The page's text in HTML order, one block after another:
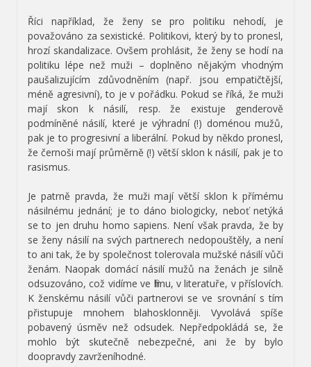
Říci například, že ženy se pro politiku nehodí, je
považováno za sexistické. Politikovi, který by to pronesl,
hrozí skandalizace. Ovšem prohlásit, že ženy se hodí na
politiku lépe než muži – doplněno nějakým vhodným
paušalizujícím zdůvodněním (např. jsou empatičtější,
méně agresivní), to je v pořádku. Pokud se říká, že muži
mají skon k násilí, resp. že existuje genderově
podmíněné násilí, které je výhradní (!) doménou mužů,
pak je to progresivní a liberální. Pokud by někdo pronesl,
že černoši mají průměrně (!) větší sklon k násilí, pak je to
rasismus.
Je patrně pravda, že muži mají větší sklon k přímému
násilnému jednání; je to dáno biologicky, neboť netýká
se to jen druhu homo sapiens. Není však pravda, že by
se ženy násilí na svých partnerech nedopouštěly, a není
to ani tak, že by společnost tolerovala mužské násilí vůči
ženám. Naopak domácí násilí mužů na ženách je silně
odsuzováno, což vidíme ve filmu, v literatuře, v příslovích.
K ženskému násilí vůči partnerovi se ve srovnání s tím
přistupuje mnohem blahosklonněji. Vyvolává spíše
pobavený úsměv než odsudek. Nepředpokládá se, že
mohlo být skutečně nebezpečné, ani že by bylo
doopravdy zavrženíhodné.